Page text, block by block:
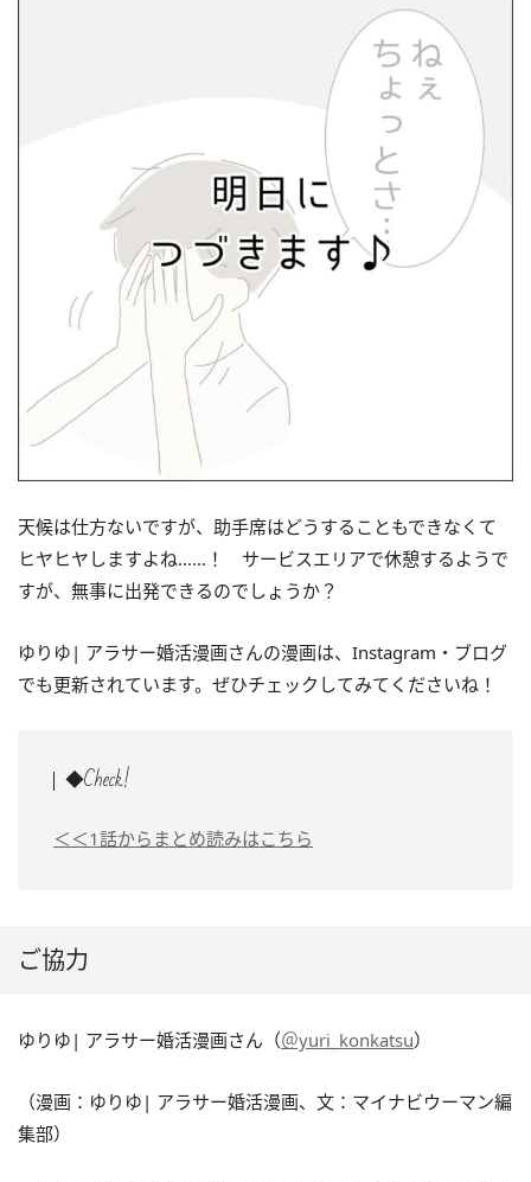
天候は仕方ないですが、助手席はどうすることもできなくて
ヒヤヒヤしますよね……！ サービスエリアで休憩するようで
すが、無事に出発できるのでしょうか？
ゆりゆ| アラサー婚活漫画さんの漫画は、Instagram・ブログ
でも更新されています。ぜひチェックしてみてくださいね！
◆Check!
＜＜1話からまとめ読みはこちら
ご協力
ゆりゆ| アラサー婚活漫画さん（＠yuri_konkatsu）
（漫画：ゆりゆ| アラサー婚活漫画、文：マイナビウーマン編
集部）